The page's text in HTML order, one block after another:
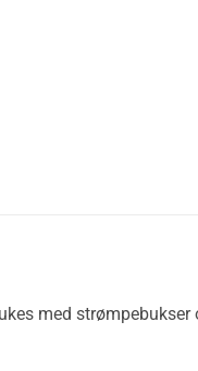
med strømpebukser